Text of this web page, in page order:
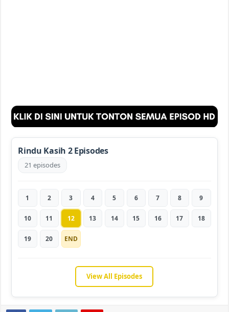
Rindu Kasih 2 Episodes
21 episodes
1 2 3 4 5 6 7 8 9
10 11 12 13 14 15 16 17 18
19 20 END
View All Episodes